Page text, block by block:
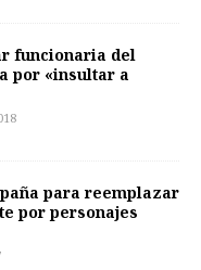
funcionaria del
por «insultar a
para reemplazar
por personajes